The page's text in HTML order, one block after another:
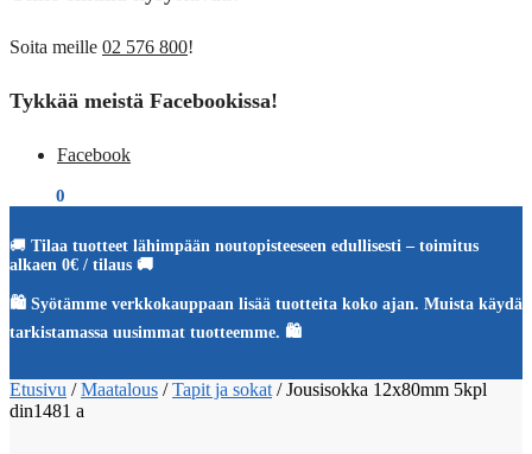
Soita meille 02 576 800!
Tykkää meistä Facebookissa!
Facebook
0
🚚 Tilaa tuotteet lähimpään noutopisteeseen edullisesti – toimitus
alkaen 0€ / tilaus 🚚
🛍️ Syötämme verkkokauppaan lisää tuotteita koko ajan. Muista käydä
tarkistamassa uusimmat tuotteemme. 🛍️
Etusivu /Maatalous /Tapit ja sokat /Jousisokka 12x80mm 5kpl
din1481 a